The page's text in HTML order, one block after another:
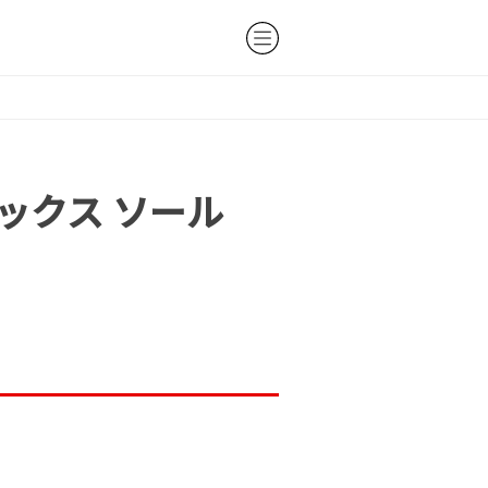
クス ソール